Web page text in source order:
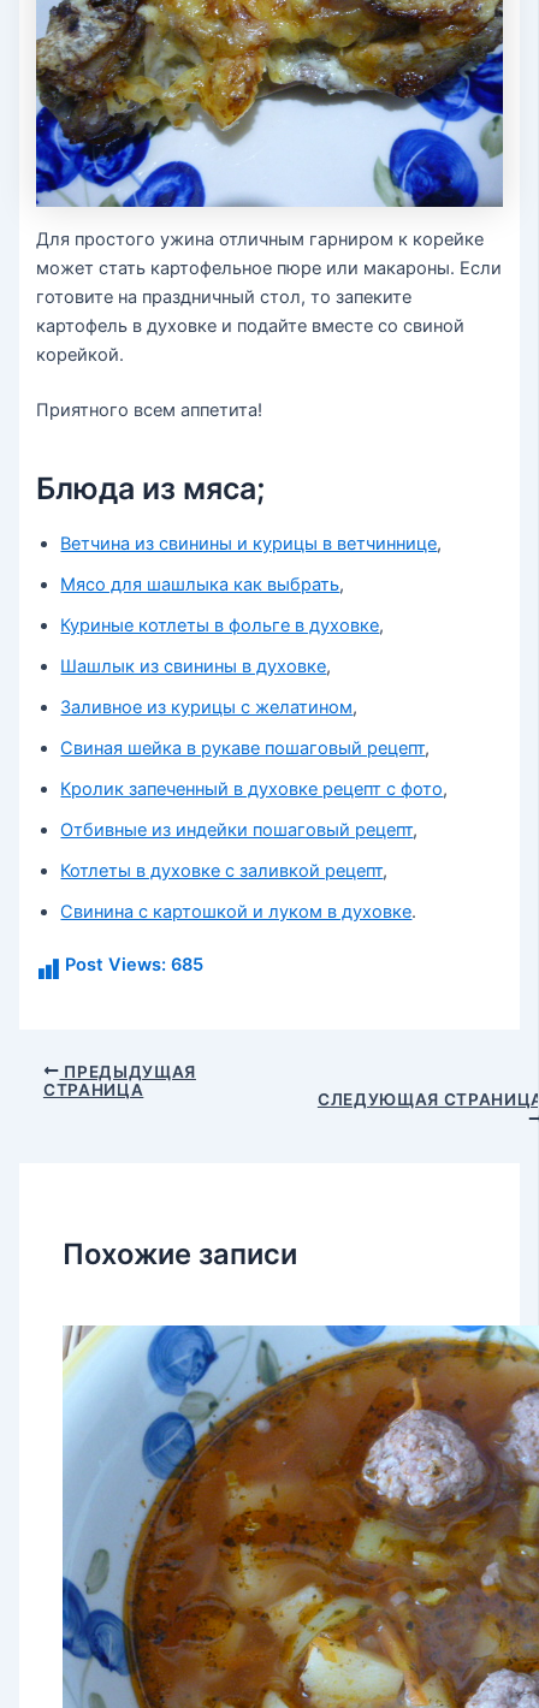
Для простого ужина отличным гарниром к корейке
может стать картофельное пюре или макароны. Если
готовите на праздничный стол, то запеките
картофель в духовке и подайте вместе со свиной
корейкой.
Приятного всем аппетита!
Блюда из мяса;
Ветчина из свинины и курицы в ветчиннице,
Мясо для шашлыка как выбрать,
Куриные котлеты в фольге в духовке,
Шашлык из свинины в духовке,
Заливное из курицы с желатином,
Свиная шейка в рукаве пошаговый рецепт,
Кролик запеченный в духовке рецепт с фото,
Отбивные из индейки пошаговый рецепт,
Котлеты в духовке с заливкой рецепт,
Свинина с картошкой и луком в духовке.
Post Views: 685
Навигация
ПРЕДЫДУЩАЯ
СТРАНИЦА
СЛЕДУЮЩАЯ
Похожие записи